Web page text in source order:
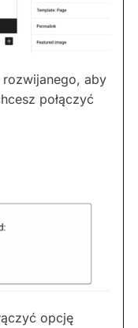
rozwijanego, aby
połączyć
opcję